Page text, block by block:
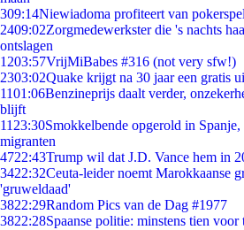
309:14Niewiadoma profiteert van
2409:02Zorgmedewerkster die 's nachts
ontslagen
1203:57VrijMiBabes #316 (not very sfw!)
2303:02Quake krijgt na 30 jaar een gratis
1101:06Benzineprijs daalt verder,
blijft
11 23:30Smokkelbende opgerold in
migranten
4722:43Trump wil dat J.D. Vance hem in
3422:32Ceuta-leider noemt Marokkaanse
'gruweldaad'
3822:29Random Pics van de Dag #1977
3822:28Spaanse politie: minstens tien